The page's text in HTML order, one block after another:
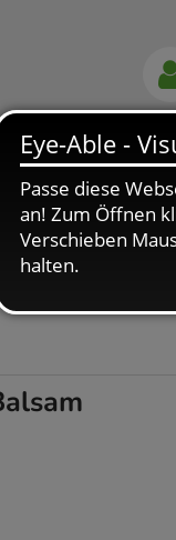
Markenshops